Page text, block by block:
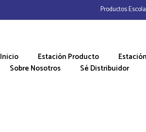
Productos
Inicio Estación Producto
Sobre Nosotros
Sé Distribuidor